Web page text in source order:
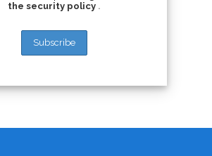
the security policy .